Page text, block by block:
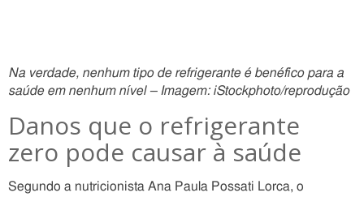
Na verdade, nenhum tipo de refrigerante é benéfico para a
saúde em nenhum nível – Imagem: iStockphoto/reprodução
Danos que o refrigerante
zero pode causar à saúde
Segundo a nutricionista Ana Paula Possati Lorca, o